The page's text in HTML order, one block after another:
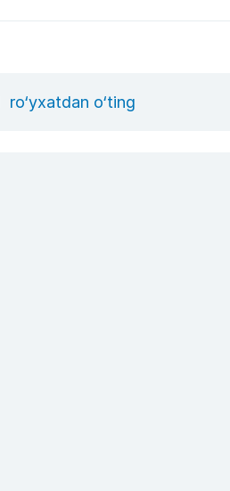
ro‘yxatdan o‘ting